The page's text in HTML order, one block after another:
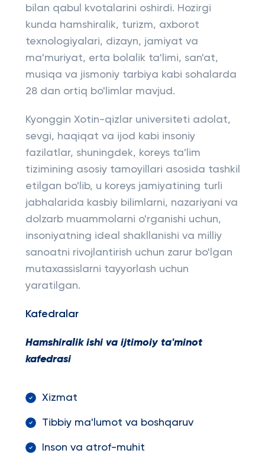
bilan qabul kvotalarini oshirdi. Hozirgi
kunda hamshiralik, turizm, axborot
texnologiyalari, dizayn, jamiyat va
ma'muriyat, erta bolalik ta'limi, san'at,
musiqa va jismoniy tarbiya kabi sohalarda
28 dan ortiq bo'limlar mavjud.
Kyonggin Xotin-qizlar universiteti adolat,
sevgi, haqiqat va ijod kabi insoniy
fazilatlar, shuningdek, koreys ta'lim
tizimining asosiy tamoyillari asosida tashkil
etilgan bo'lib, u koreys jamiyatining turli
jabhalarida kasbiy bilimlarni, nazariyani va
dolzarb muammolarni o'rganishi uchun,
insoniyatning ideal shakllanishi va milliy
sanoatni rivojlantirish uchun zarur bo'lgan
mutaxassislarni tayyorlash uchun
yaratilgan.
Kafedralar
Hamshiralik ishi va ijtimoiy ta'minot
kafedrasi
Xizmat
Tibbiy ma'lumot va boshqaruv
Inson va atrof-muhit